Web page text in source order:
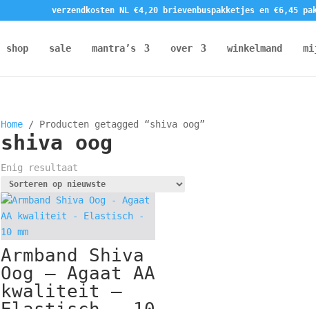
verzendkosten NL €4,20 brievenbuspakketjes en €6,45
shop sale mantra’s over winkelmand
Home/ Producten getagged “shiva oog”
shiva oog
Enig resultaat
Armband Shiva
Oog – Agaat AA
kwaliteit –